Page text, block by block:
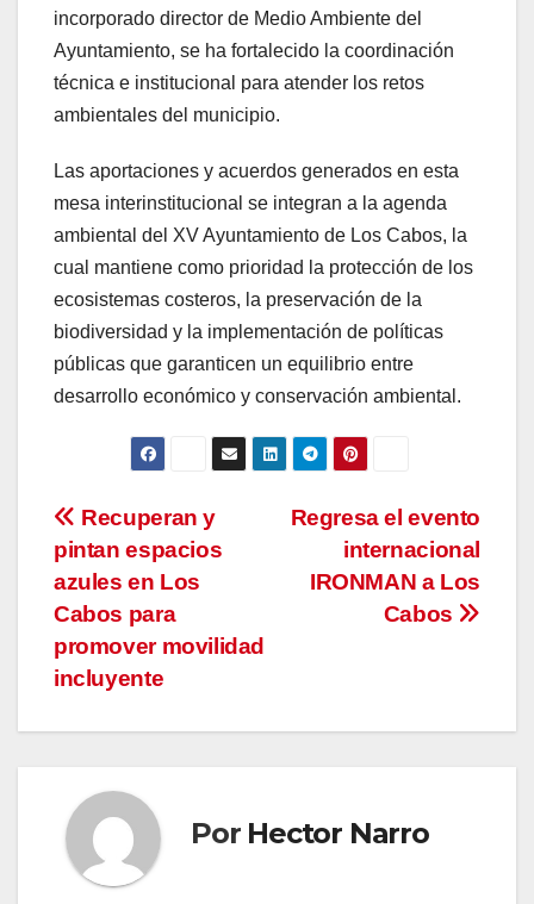
incorporado director de Medio Ambiente del
Ayuntamiento, se ha fortalecido la coordinación
técnica e institucional para atender los retos
ambientales del municipio.
Las aportaciones y acuerdos generados en esta
mesa interinstitucional se integran a la agenda
ambiental del XV Ayuntamiento de Los Cabos, la
cual mantiene como prioridad la protección de los
ecosistemas costeros, la preservación de la
biodiversidad y la implementación de políticas
públicas que garanticen un equilibrio entre
desarrollo económico y conservación ambiental.
Navegación
de
entradas
Regresa el evento
internacional
IRONMAN a Los
Cabos
Recuperan y
pintan espacios
azules en Los
Cabos para
promover movilidad
incluyente
Por Hector Narro